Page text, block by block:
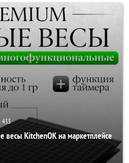
433
весы KitchenOK на маркетплейсе